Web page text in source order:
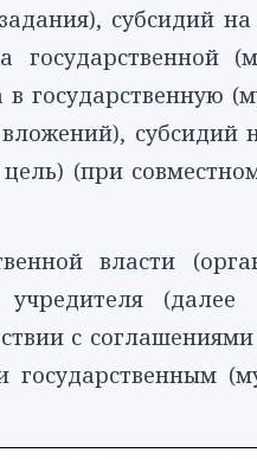
субсидий на
государственной
государственную
субсидий
(при
власти
(далее
с